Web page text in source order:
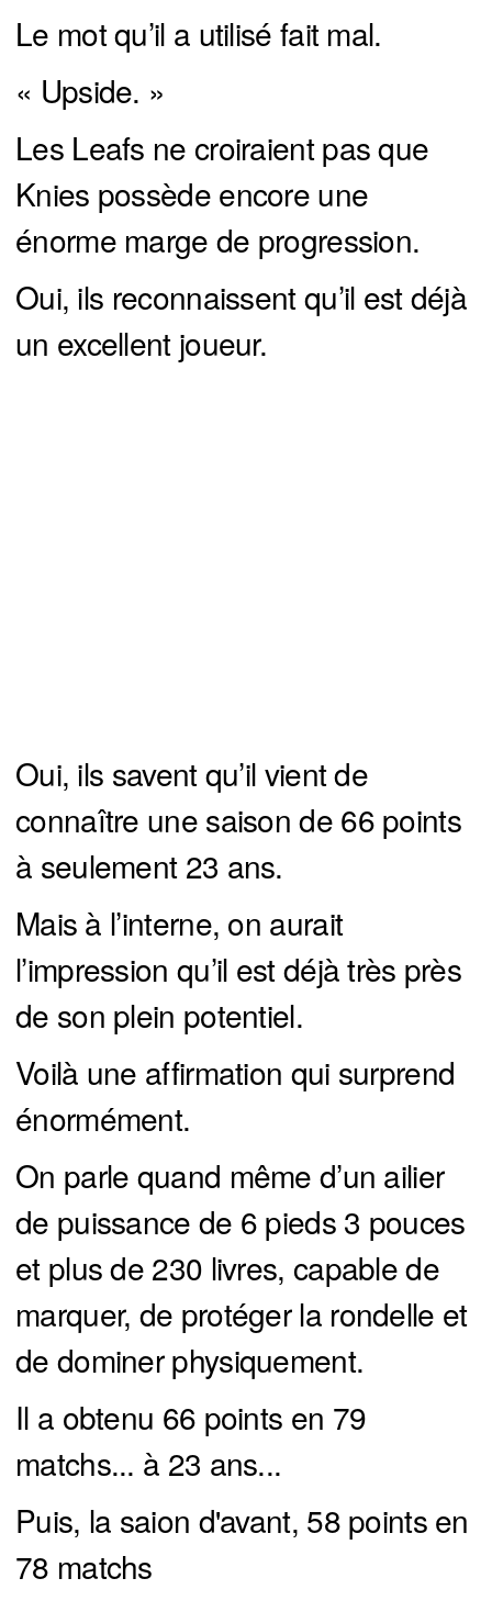
Le mot qu’il a utilisé fait mal.
« Upside. »
Les Leafs ne croiraient pas que
Knies possède encore une
énorme marge de progression.
Oui, ils reconnaissent qu’il est déjà
un excellent joueur.
Oui, ils savent qu’il vient de
connaître une saison de 66 points
à seulement 23 ans.
Mais à l’interne, on aurait
l’impression qu’il est déjà très près
de son plein potentiel.
Voilà une affirmation qui surprend
énormément.
On parle quand même d’un ailier
de puissance de 6 pieds 3 pouces
et plus de 230 livres, capable de
marquer, de protéger la rondelle et
de dominer physiquement.
Il a obtenu 66 points en 79
matchs... à 23 ans...
Puis, la saion d'avant, 58 points en
78 matchs